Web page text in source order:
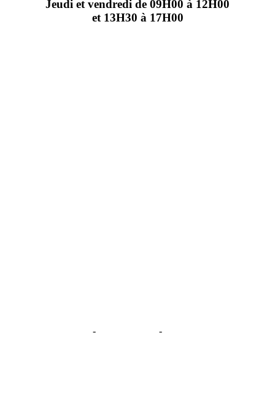
Jeudi et vendredi de 09H00 à 12H00
et 13H30 à 17H00
- -